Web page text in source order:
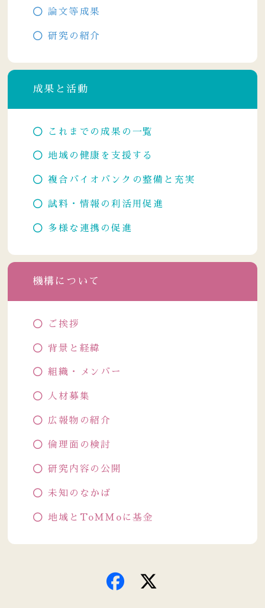
論文等成果
研究の紹介
成果と活動
これまでの成果の一覧
地域の健康を支援する
複合バイオバンクの整備と充実
試料・情報の利活用促進
多様な連携の促進
機構について
ご挨拶
背景と経緯
組織・メンバー
人材募集
広報物の紹介
倫理面の検討
研究内容の公開
未知のなかば
地域とToMMoに基金